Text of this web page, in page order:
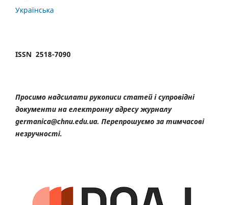
Українська
ISSN 2518-7090
Просимо надсилати рукописи статей і супровідні
документи на електронну адресу журналу
germanica@chnu.edu.ua. Перепрошуємо за тимчасові
незручності.